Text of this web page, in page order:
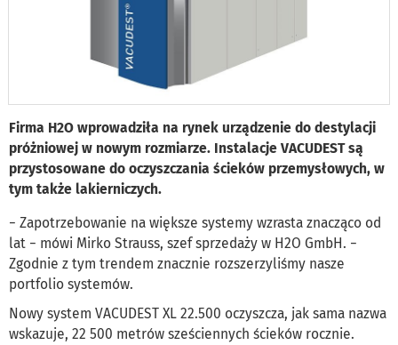
Firma H2O wprowadziła na rynek urządzenie do destylacji
próżniowej w nowym rozmiarze. Instalacje VACUDEST są
przystosowane do oczyszczania ścieków przemysłowych, w
tym także lakierniczych.
− Zapotrzebowanie na większe systemy wzrasta znacząco od
lat − mówi Mirko Strauss, szef sprzedaży w H2O GmbH. −
Zgodnie z tym trendem znacznie rozszerzyliśmy nasze
portfolio systemów.
Nowy system VACUDEST XL 22.500 oczyszcza, jak sama nazwa
wskazuje, 22 500 metrów sześciennych ścieków rocznie.